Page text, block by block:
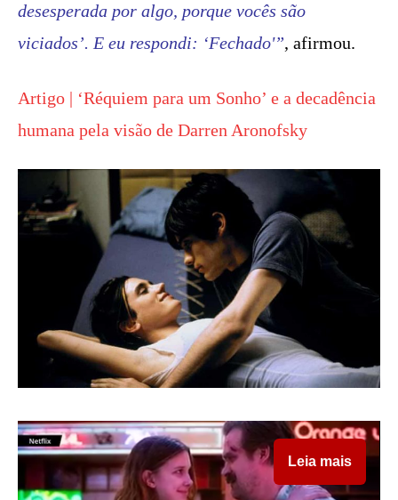
desesperada por algo, porque vocês são
viciados’. E eu respondi: ‘Fechado'”, afirmou.
Artigo | ‘Réquiem para um Sonho’ e a decadência
humana pela visão de Darren Aronofsky
Leia mais